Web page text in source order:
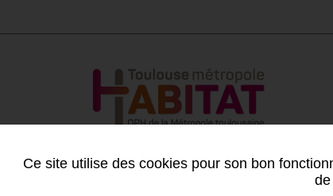
Ce site utilise des cookies pour son bon